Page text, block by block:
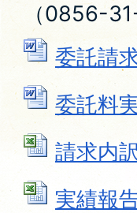
（0856-
委託請
委託料
請求内
実績報